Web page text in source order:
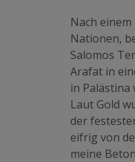
Nach
Nationen,
Salomos
Arafat in
in Palästina
Laut Gold
der
eifrig von
meine